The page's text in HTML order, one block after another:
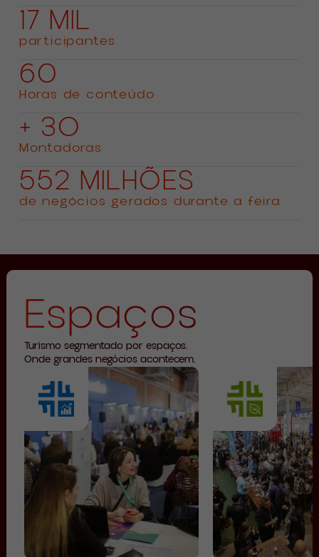
17 MIL
participantes
60
Horas de conteúdo
+ 3O
Montadoras
552 MILHÕES
de negócios gerados durante a feira
Espaços
Turismo segmentado por espaços.
Onde grandes negócios acontecem.